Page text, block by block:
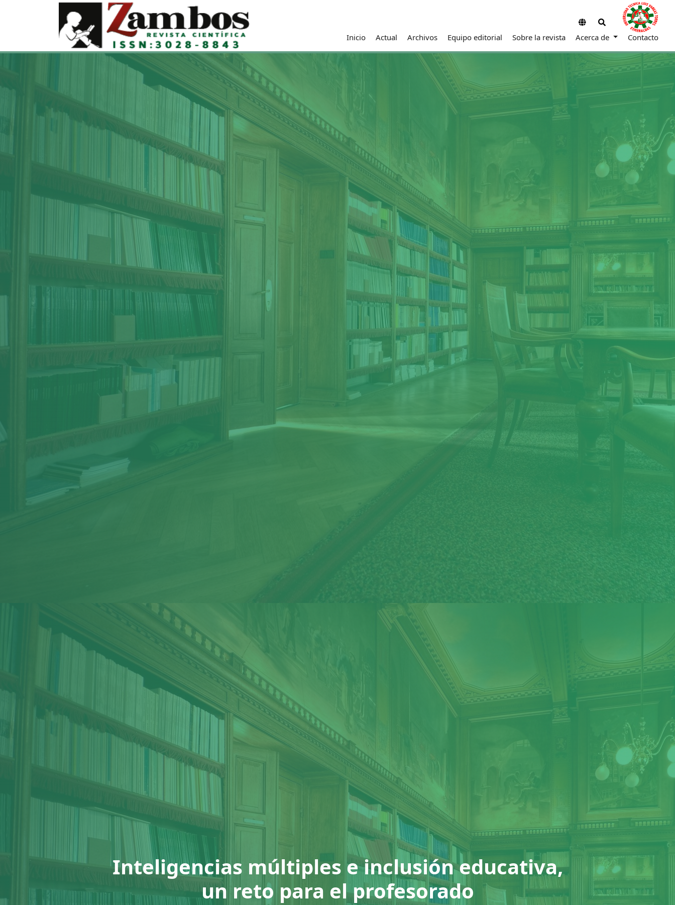
Inicio Actual Archivos Equipo editorial Sobre la revista Acerca de Contacto
Inteligencias múltiples e inclusión educativa,
un reto para el profesorado